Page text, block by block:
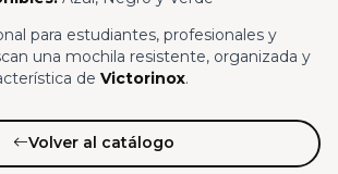
para estudiantes, profesionales y
una mochila resistente, organizada y
de Victorinox.
Volver al catálogo